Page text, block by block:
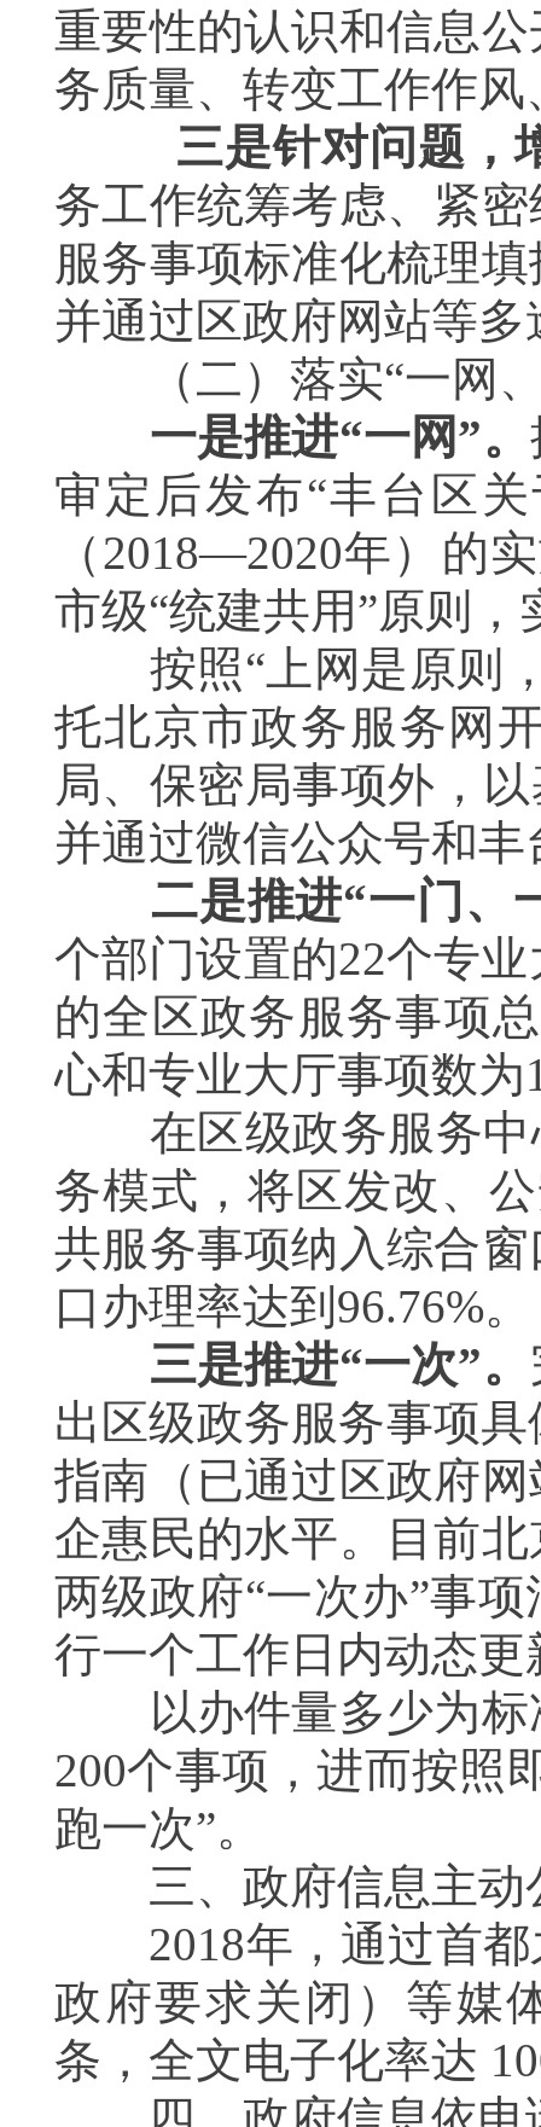
重要性的认识和信息
务质量、转变工作作
三是针对问题，
务工作统筹考虑、紧
服务事项标准化梳理
并通过区政府网站等
（二）落实“一网
一是推进“一网”。
审定后发布“丰台区
（2018—2020年）的
市级“统建共用”原则，
按照“上网是原则，
托北京市政务服务网
局、保密局事项外，
并通过微信公众号和
二是推进“一门、
个部门设置的22个专
的全区政务服务事项
心和专业大厅事项数为
在区级政务服务中
务模式，将区发改、
共服务事项纳入综合
口办理率达到 96.76%。
三是推进“一次”。
出区级政务服务事项
指南（已通过区政府
企惠民的水平。
目前
两级政府“一次办”事
行一个工作日内动态更
以办件量多少为标
200个事项，进而按照
跑一次”。
三、政府信息主动
2018年，通过首
政府要求关闭）等媒
条，全文电子化率达